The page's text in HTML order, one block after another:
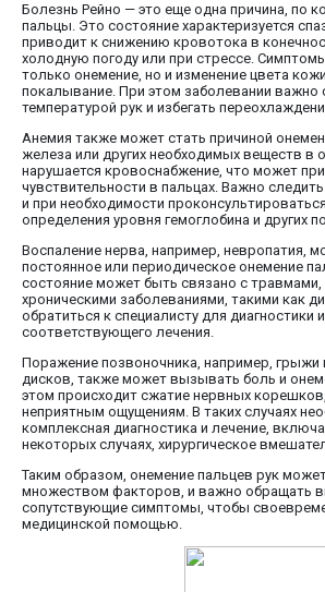
Болезнь Рейно — это еще одна причина, по
пальцы. Это состояние характеризуется
приводит к снижению кровотока в
холодную погоду или при стрессе.
только онемение, но и изменение цвета
покалывание. При этом заболевании важно
температурой рук и избегать
Анемия также может стать причиной
железа или других необходимых веществ в
нарушается кровоснабжение, что может
чувствительности в пальцах. Важно
и при необходимости
определения уровня гемоглобина и других
Воспаление нерва, например, невропатия,
постоянное или периодическое онемение
состояние может быть связано с
хроническими заболеваниями, такими как
обратиться к специалисту для диагностики
соответствующего лечения.
Поражение позвоночника, например,
дисков, также может вызывать боль и
этом происходит сжатие нервных
неприятным ощущениям. В таких случаях
комплексная диагностика и лечение,
некоторых случаях, хирургическое
Таким образом, онемение пальцев рук
множеством факторов, и важно обращать
сопутствующие симптомы, чтобы
медицинской помощью.